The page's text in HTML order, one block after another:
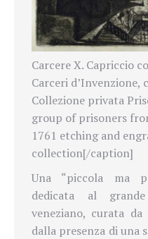
Carcere X. Capriccio
Carceri d’Invenzione,
Collezione privata
group of prisoners
1761 etching and
collection[/caption]
Una “piccola ma
dedicata al
veneziano, curata
dalla presenza di una